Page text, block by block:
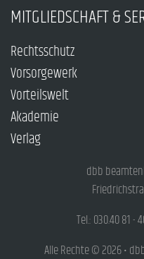
MITGLIEDSCHAFT &
Rechtsschutz
Vorsorgewerk
Vorteilswelt
Akademie
Verlag
dbb
Tel.: 030.40 81 -
Alle Rechte © 2026 •